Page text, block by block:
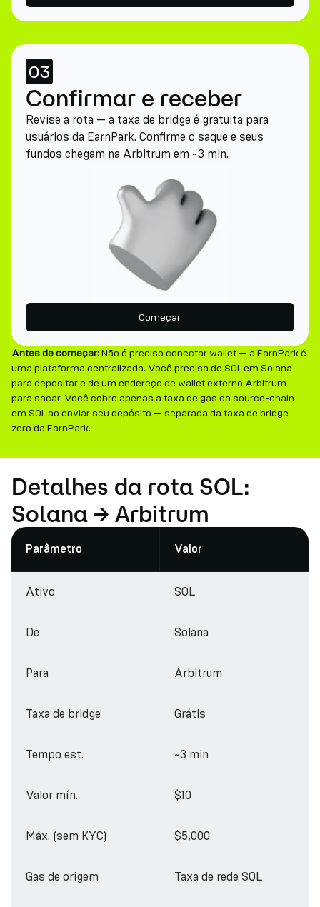
03
Confirmar e receber
Revise a rota — a taxa de bridge é gratuita para
usuários da EarnPark. Confirme o saque e seus
fundos chegam na Arbitrum em ~3 min.
Começar
Antes de começar:Não é preciso conectar wallet — a EarnPark é
uma plataforma centralizada. Você precisa de SOL em Solana
para depositar e de um endereço de wallet externo Arbitrum
para sacar. Você cobre apenas a taxa de gas da source-chain
em SOL ao enviar seu depósito — separada da taxa de bridge
zero da EarnPark.
Detalhes da rota SOL:
Solana → Arbitrum
Parâmetro Valor
Ativo SOL
De Solana
Para Arbitrum
Taxa de bridge Grátis
Tempo est. ~3 min
Valor mín. $10
Máx. (sem KYC) $5,000
Gas de origem Taxa de rede SOL